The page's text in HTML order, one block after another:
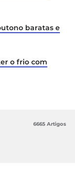
baratas e
o frio com
6665 Artigos